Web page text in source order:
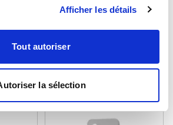
Afficher les détails
Tout autoriser
la sélection
Options: Ou contacts
Montage: Traversant